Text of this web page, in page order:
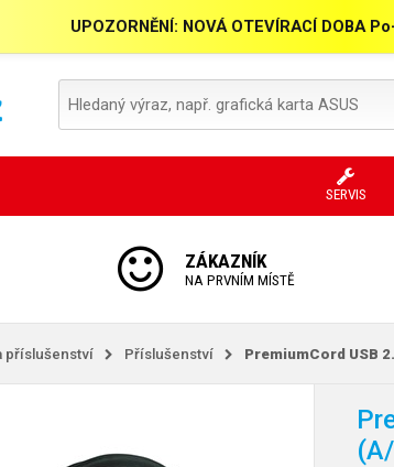
UPOZORNĚNÍ: NOVÁ OTEVÍRACÍ DOBA
SERVIS
ZÁKAZNÍK
NA PRVNÍM MÍSTĚ
příslušenství Příslušenství PremiumCord USB
(A/